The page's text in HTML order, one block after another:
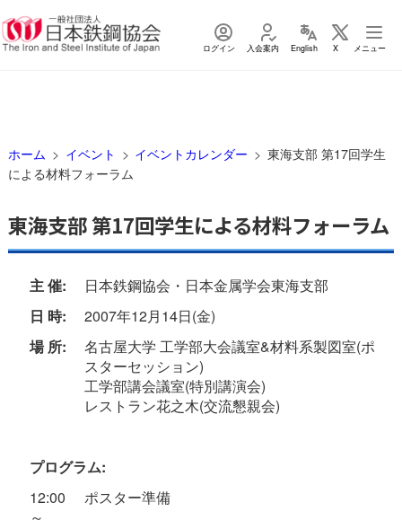
ログイン 入会案内 English X メニュー
ホーム イベント イベントカレンダー
東海支部 第17回学生
による材料フォーラム
東海支部 第17回学生による材料フォーラム
主 催:
日本鉄鋼協会・日本金属学会東海支部
日 時:
2007年12月14日(金)
場 所:
名古屋大学 工学部大会議室&材料系製図室(ポ
スターセッション)
工学部講会議室(特別講演会)
レストラン花之木(交流懇親会)
プログラム:
12:00
～
ポスター準備